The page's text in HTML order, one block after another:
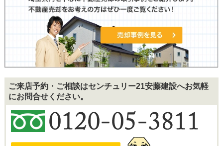
ご来店予約・ご相談はセンチュリー21安藤建設へお気軽
にお問合せください。